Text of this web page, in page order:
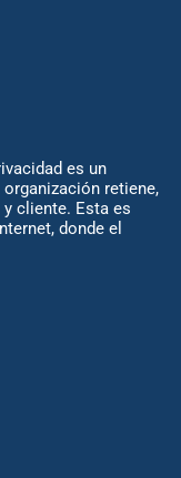
es un
retiene,
cliente. Esta es
donde el